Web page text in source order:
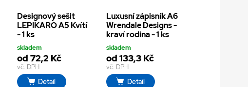
Designový sešit
LEPIKARO A5 Kvítí
- 1 ks
skladem
od 72,2 Kč
vč. DPH
Detail
Luxusní zápisník A6
Wrendale Designs -
kraví rodina - 1 ks
skladem
od 133,3 Kč
vč. DPH
Detail